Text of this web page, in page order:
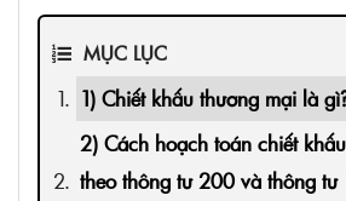
MỤC LỤC
1) Chiết khấu thương mại là
2) Cách hoạch toán chiết
theo thông tư 200 và thông